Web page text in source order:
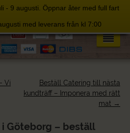
- 9 augusti. Öppnar åter med full fart
med leverans från kl 7:00
Göteborg – beställ
Vi
Beställ Catering till nästa
kundträff – Imponera med rätt
mat →